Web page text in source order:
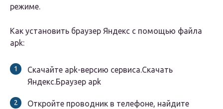
режиме.
Как установить браузер Яндекс с помощью файла
apk:
Скачайте apk-версию сервиса.Скачать
Яндекс.Браузер apk
Откройте проводник в телефоне, найдите